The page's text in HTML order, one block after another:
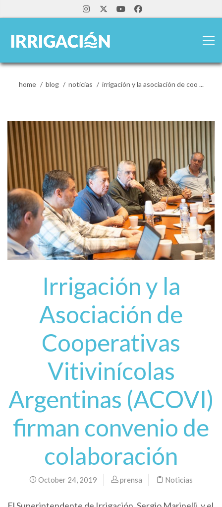
home blog noticias irrigación y la asociación de coo ...
Irrigación y la
Asociación de
Cooperativas
Vitivinícolas
Argentinas (ACOVI)
firman convenio de
colaboración
October 24, 2019 prensa Noticias